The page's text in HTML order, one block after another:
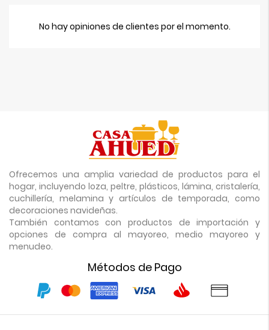
No hay opiniones de clientes por el momento.
Ofrecemos una amplia variedad de productos para el
hogar, incluyendo loza, peltre, plásticos, lámina, cristalería,
cuchillería, melamina y artículos de temporada, como
decoraciones navideñas.
También contamos con productos de importación y
opciones de compra al mayoreo, medio mayoreo y
menudeo.
Métodos de Pago